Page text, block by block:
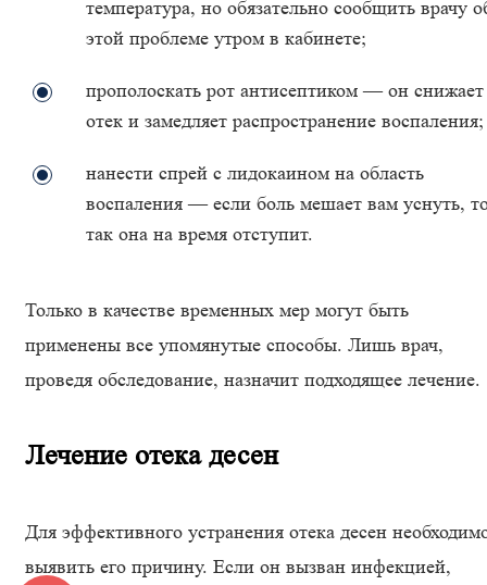
температура, но обязательно сообщить врачу
этой проблеме утром в кабинете;
прополоскать рот антисептиком — он снижает
отек и замедляет распространение воспаления;
нанести спрей с лидокаином на область
воспаления — если боль мешает вам уснуть,
так она на время отступит.
Только в качестве временных мер могут быть
применены все упомянутые способы. Лишь врач,
проведя обследование, назначит подходящее лечение.
Лечение отека десен
Для эффективного устранения отека десен
выявить его причину. Если он вызван инфекцией,